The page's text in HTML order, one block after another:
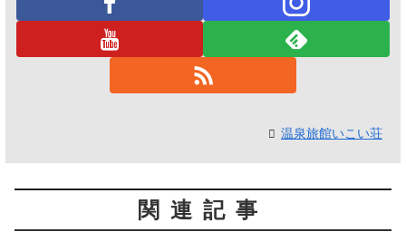
温泉旅館いこい荘
関連記事